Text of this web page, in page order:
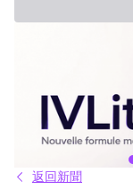
IVLite：IVT 精華推
情簡報和回顧，直
題不是資訊不夠，
觀點與訊號交錯。
能被動應對市場，
的。單一簡單的方
華推播。 IVLite 究
限。純粹內容，無多
返回新聞